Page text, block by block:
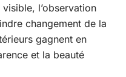
l’observation
changement de la
gagnent en
et la beauté